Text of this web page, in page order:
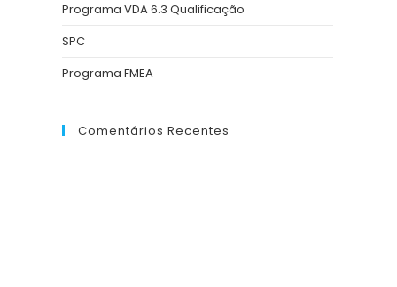
Programa VDA 6.3 Qualificação
SPC
Programa FMEA
Comentários Recentes